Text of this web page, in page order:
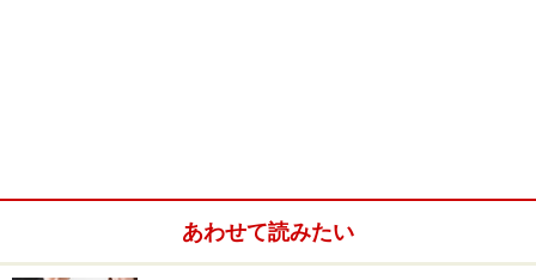
いるということになります。
あわせて読みたい